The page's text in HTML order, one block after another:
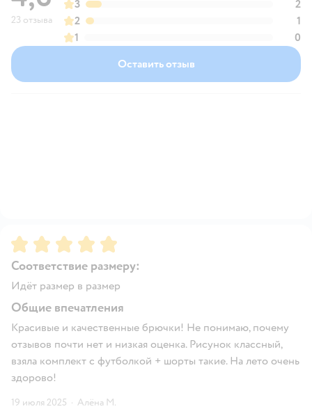
23 отзыва
3
2
2
1
1
0
Оставить отзыв
Рейтинг:5
Соответствие размеру:
Идёт размер в размер
Общие впечатления
Красивые и качественные брючки! Не понимаю, почему
отзывов почти нет и низкая оценка. Рисунок классный,
взяла комплект с футболкой + шорты такие. На лето очень
здорово!
19 июля 2025 · Алёна М.